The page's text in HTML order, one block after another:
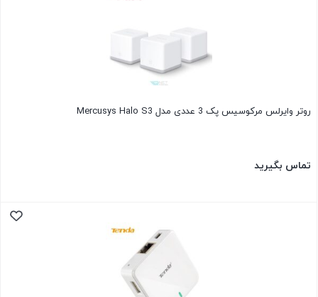
روتر وایرلس مرکوسیس پک 3 عددی مدل Mercusys Halo S3
تماس بگیرید